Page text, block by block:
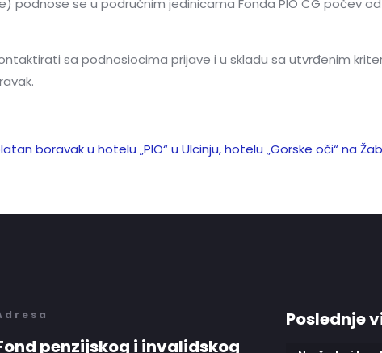
podnose se u područnim jedinicama Fonda PIO CG počev
sa podnosiocima prijave i u skladu sa utvrđenim
boravaku hotelu „PIO“ u Ulcinju, hotelu „Gorske oči“ na
penzijskog i invalidskog
Poslednje